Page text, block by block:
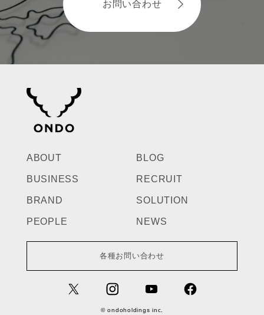
お問い合わせ
ABOUT
BUSINESS
BRAND
PEOPLE
BLOG
RECRUIT
SOLUTION
NEWS
各種お問い合わせ
© ondoholdings inc.